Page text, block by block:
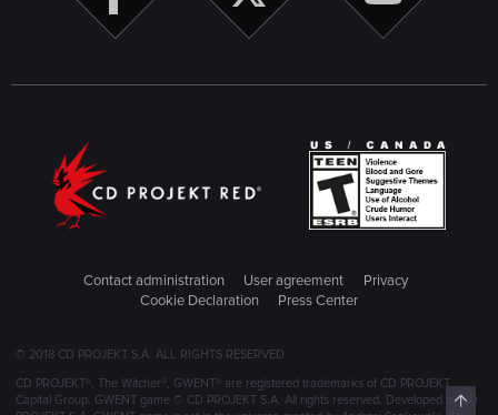
Contact administration User agreement
Privacy
Cookie Declaration
Press Center
© 2018 CD PROJEKT S.A. ALL RIGHTS RESERVED
CD PROJEKT®, The Witcher®, GWENT® are registered trademarks of CD PROJEKT
Capital Group. GWENT game © CD PROJEKT S.A. All rights reserved. Developed by CD
Top